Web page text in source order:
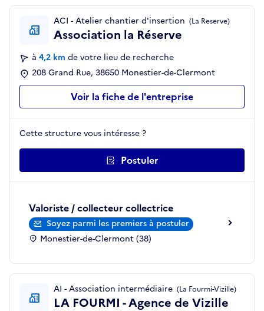
ACI - Atelier chantier d'insertion (La Reserve)
Association la Réserve
à 4,2 km de votre lieu de recherche
208 Grand Rue, 38650 Monestier-de-Clermont
Voir la fiche de l'entreprise
Cette structure vous intéresse ?
Postuler
Valoriste / collecteur collectrice
Soyez parmi les premiers à postuler
Monestier-de-Clermont (38)
AI - Association intermédiaire (La Fourmi-Vizille)
LA FOURMI - Agence de Vizille